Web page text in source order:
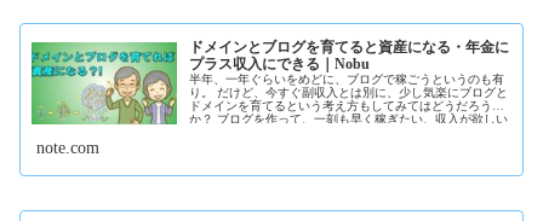
ドメインとブログを育てると資産になる・年金に
プラス収入にできる｜Nobu
半年、一年ぐらいをめどに、ブログで稼ごうというのも有
り。 だけど、今すぐ副収入とは別に、少し気楽にブログと
ドメインを育てるという考え方もしてみてはどうだろう
か？ ブログを作って、一刻も早く稼ぎたい、収入が欲しい
note.com